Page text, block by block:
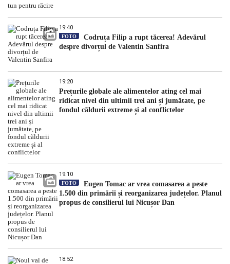
19:40
FOTO
Codruța Filip a rupt tăcerea! Adevărul
despre divorțul de Valentin Sanfira
19:20
Prețurile globale ale alimentelor ating cel mai
ridicat nivel din ultimii trei ani și jumătate, pe
fondul căldurii extreme și al conflictelor
19:10
FOTO
Eugen Tomac ar vrea comasarea a peste
1.500 din primării și reorganizarea județelor. Planul
propus de consilierul lui Nicușor Dan
18:52